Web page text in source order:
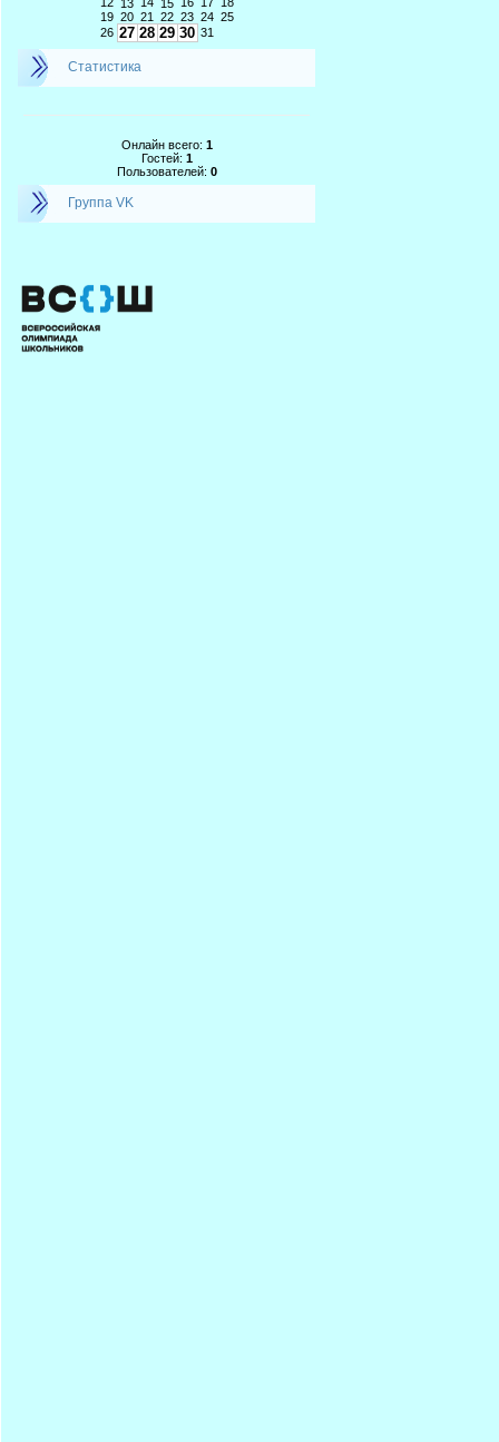
13 15
19 20 21 22 23 24 25
26 27 28 29 30 31
Статистика
Онлайн всего: 1
Гостей: 1
Пользователей: 0
Группа VK